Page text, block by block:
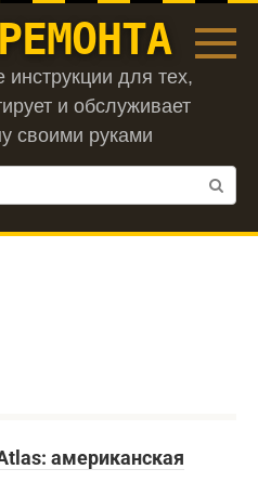
для тех,
и обслуживает
своими руками
американская